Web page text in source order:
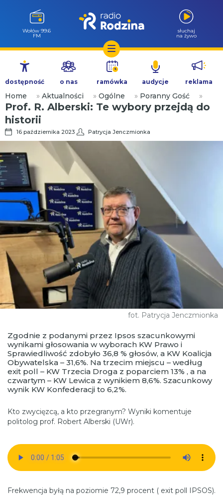
Przejdź
treści
Wołów 99.6
FM
słuchaj
na żywo
dostępność o nas ramówka audycje reklama
Home » Aktualności » Ogólne » Poranny Gość »
Prof. R. Alberski: Te wybory przejdą do
historii
16 października 2023 Patrycja Jenczmionka
fot. Patrycja Jenczmionka
Zgodnie z podanymi przez Ipsos szacunkowymi
wynikami głosowania w wyborach KW Prawo i
Sprawiedliwość zdobyło 36,8 % głosów, a KW Koalicja
Obywatelska – 31,6%. Na trzecim miejscu – według
exit poll – KW Trzecia Droga z poparciem 13% , a na
czwartym – KW Lewica z wynikiem 8,6%. Szacunkowy
wynik KW Konfederacji to 6,2%.
Kto zwycięzcą, a kto przegranym? Wyniki komentuje
politolog prof. Robert Alberski (UWr).
Frekwencja byłą na poziomie 72,9 procent ( exit poll IPSOS).